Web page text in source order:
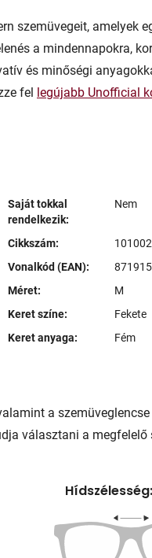
szemüvegeit, amelyek
a mindennapokra,
és minőségi
fel legújabb Unofficial
Saját tokkal
rendelkezik:
Nem
Cikkszám:
Vonalkód (EAN):
Méret:
M
Keret színe:
Fekete
Keret anyaga:
Fém
a
választani a megfelelő